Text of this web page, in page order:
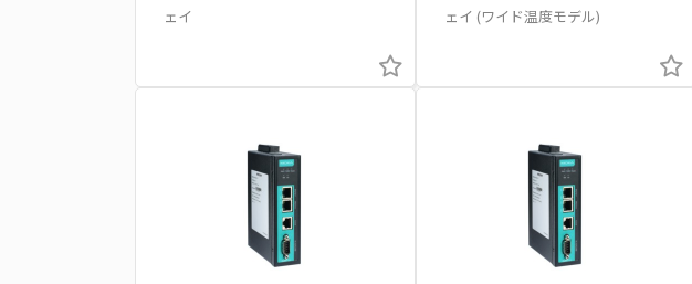
ェイ
ェイ (ワイド温度モデル)